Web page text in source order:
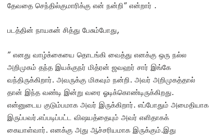
தேவதை செந்தில்குமாரிக்கு என் நன்றி” என்றார் .
படத்தின் நாயகன் சித்து பேசும்போது,
” எனது வாழ்க்கையை தொடங்கி வைத்து எனக்கு ஒரு நல்ல
அறிமுகம் தந்த இயக்குநர் மித்ரன் ஜவஹர் சார் இங்கே
வந்திருக்கிறார். அவருக்கு மிகவும் நன்றி. அவர் அறிமுகத்தால்
தான் இந்த வண்டி இன்று வரை ஓடிக்கொண்டிருக்கிறது.
என்னுடைய குடும்பமாக அவர் இருக்கிறார். எப்போதும் அமைதியாக
இருப்பவர்.எப்படிப்பட்ட விஷயத்தையும் அவர் எளிதாகக்
கையாள்வார். எனக்கு அது ஆச்சரியமாக இருக்கும்.இது